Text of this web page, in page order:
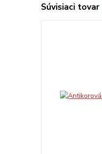
Súvisiaci tovar